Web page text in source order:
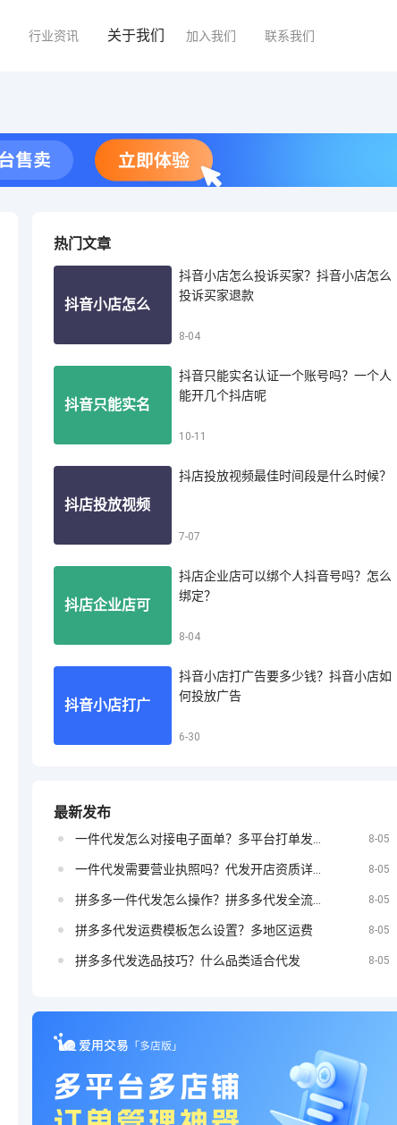
行业资讯 关于我们 加入我们 联系我们
热门文章
抖音小店怎么
音小店怎么投
诉买家退款
抖音小店怎么投诉买家？抖音小店怎么
投诉买家退款
8-04
抖音只能实名
吗？一个人能
开几个抖店呢
抖音只能实名认证一个账号吗？一个人
能开几个抖店呢
10-11
抖店投放视频
什么时候？
抖店投放视频最佳时间段是什么时候？
7-07
抖店企业店可
定？
抖店企业店可以绑个人抖音号吗？怎么
绑定？
8-04
抖音小店打广
抖音小店如何
投放广告
抖音小店打广告要多少钱？抖音小店如
何投放广告
6-30
最新发布
8-05
8-05
8-05
拼多多代发运费模板怎么设置？多地区运费 8-05
拼多多代发选品技巧？什么品类适合代发 8-05